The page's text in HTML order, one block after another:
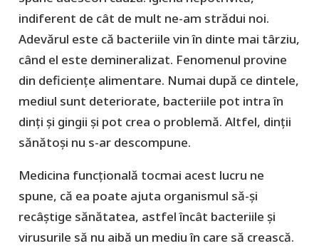
indiferent de cât de mult ne-am strădui noi.
Adevărul este că bacteriile vin în dinte mai târziu,
când el este demineralizat. Fenomenul provine
din deficiențe alimentare. Numai după ce dintele,
mediul sunt deteriorate, bacteriile pot intra în
dinți și gingii și pot crea o problemă. Altfel, dinții
sănătoși nu s-ar descompune.
Medicina funcțională tocmai acest lucru ne
spune, că ea poate ajuta organismul să-și
recâștige sănătatea, astfel încât bacteriile și
virusurile să nu aibă un mediu în care să crească.